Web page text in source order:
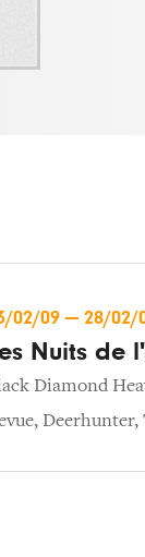
02/09 — 28/02/
Nuits de
Diamond
, Deerhunter,